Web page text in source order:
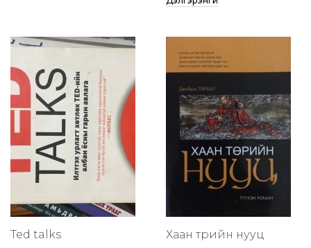
Ted talks Хаан төрийн нууц